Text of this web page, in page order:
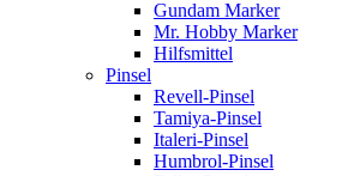
Gundam Marker
Mr. Hobby Marker
Hilfsmittel
Pinsel
Revell-Pinsel
Tamiya-Pinsel
Italeri-Pinsel
Humbrol-Pinsel